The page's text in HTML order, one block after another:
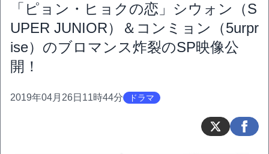
「ピョン・ヒョクの恋」シウォン（S
UPER JUNIOR）＆コンミョン（5urpr
ise）のブロマンス炸裂のSP映像公
開！
2019年04月26日11時44分 ドラマ